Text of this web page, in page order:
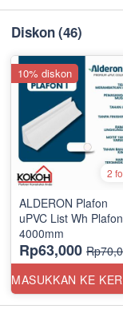
Diskon(46)
2
ALDERON Plafon
uPVC List Wh
4000mm
Rp63,000
10% diskon